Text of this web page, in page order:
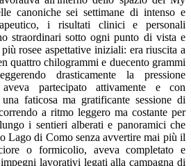
canoniche sei settimane di intenso e
i risultati clinici e personali
straordinari sotto ogni punto di vista e
rosee aspettative iniziali: era riuscita a
quattro chilogrammi e duecento grammi
drasticamente la pressione
partecipato attivamente e con
faticosa ma gratificante sessione di
a ritmo leggero ma costante per
i sentieri alberati e panoramici che
Lago di Como senza avvertire mai più il
o formicolio, aveva completato e
lavorativi legati alla campagna di